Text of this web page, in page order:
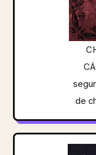
de